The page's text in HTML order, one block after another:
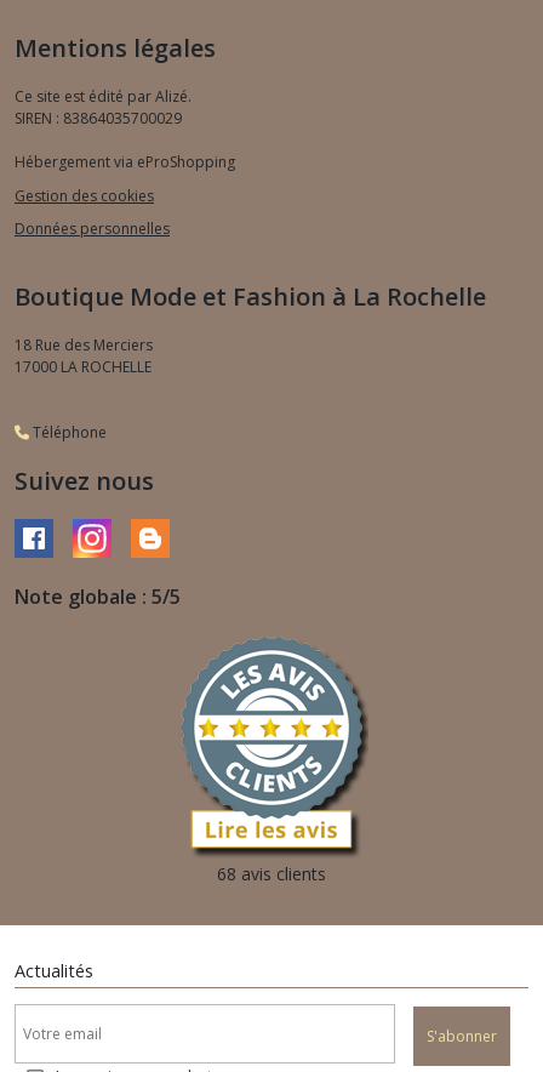
Mentions légales
Ce site est édité par Alizé.
SIREN : 83864035700029
Hébergement via eProShopping
Gestion des cookies
Données personnelles
Boutique Mode et Fashion à La Rochelle
18 Rue des Merciers
17000 LA ROCHELLE
Téléphone
Suivez nous
Note globale : 5/5
68 avis clients
Actualités
S'abonner